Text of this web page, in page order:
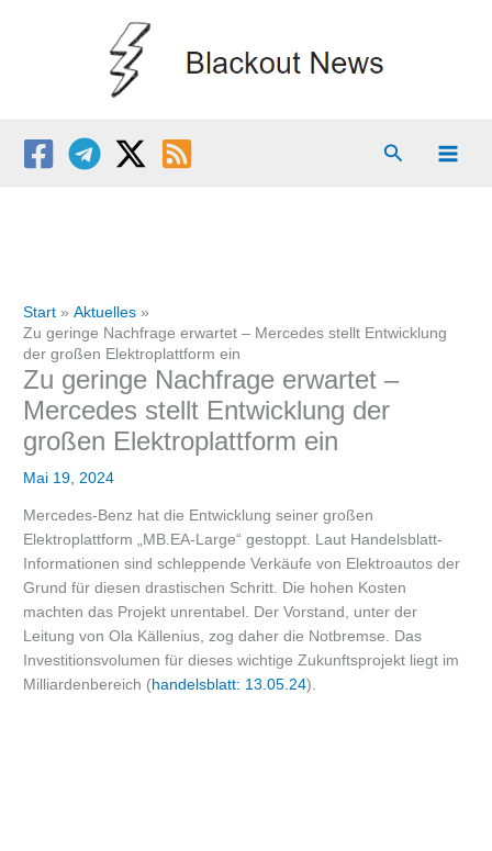
Suchen
Start
Aktuelles
Zu geringe Nachfrage erwartet – Mercedes stellt Entwicklung
der großen Elektroplattform ein
Zu geringe Nachfrage erwartet –
Mercedes stellt Entwicklung der
großen Elektroplattform ein
Mai 19, 2024
Mercedes-Benz hat die Entwicklung seiner großen
Elektroplattform „MB.EA-Large“ gestoppt. Laut Handelsblatt-
Informationen sind schleppende Verkäufe von Elektroautos der
Grund für diesen drastischen Schritt. Die hohen Kosten
machten das Projekt unrentabel. Der Vorstand, unter der
Leitung von Ola Källenius, zog daher die Notbremse. Das
Investitionsvolumen für dieses wichtige Zukunftsprojekt liegt im
Milliardenbereich (handelsblatt: 13.05.24).